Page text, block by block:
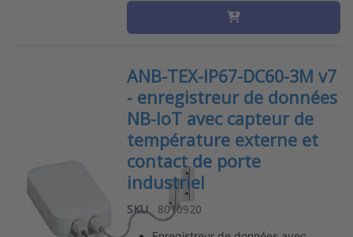
ANB-TEX-IP67-DC60-3M v7
- enregistreur de données
NB-IoT avec capteur de
température externe et
contact de porte
industriel
SKU 8010920